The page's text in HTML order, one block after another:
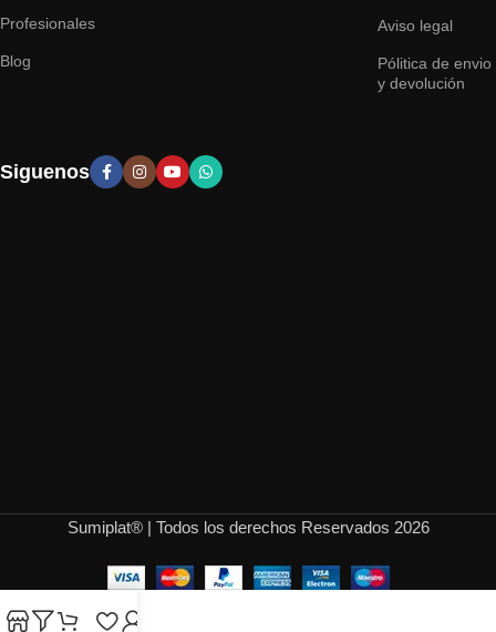
Profesionales
Blog
Aviso legal
Pólitica de envio
y devolución
Siguenos
Sumiplat® | Todos los derechos Reservados 2026